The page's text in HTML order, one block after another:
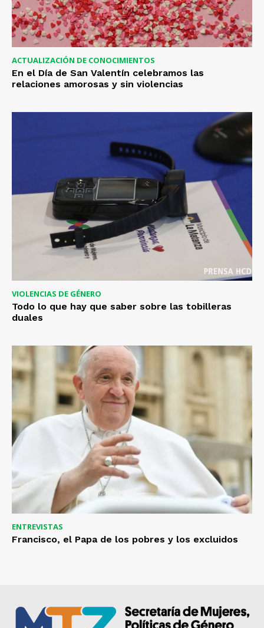
ACTUALIZACIÓN DE CONOCIMIENTOS
En el Día de San Valentín celebramos las
relaciones amorosas y sin violencias
VIOLENCIAS DE GÉNERO
Todo lo que hay que saber sobre las tobilleras
duales
ENTREVISTAS
Francisco, el Papa de los pobres y los excluidos